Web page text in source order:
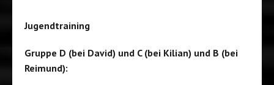
Jugendtraining
Gruppe D (bei David) und C (bei Kilian) und B (bei
Reimund):